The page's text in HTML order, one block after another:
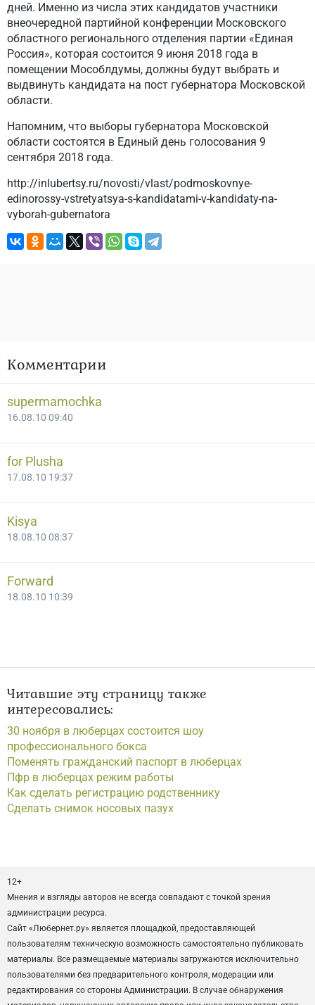
дней. Именно из числа этих кандидатов участники
внеочередной партийной конференции Московского
областного регионального отделения партии «Единая
Россия», которая состоится 9 июня 2018 года в
помещении Мособлдумы, должны будут выбрать и
выдвинуть кандидата на пост губернатора Московской
области.
Напомним, что выборы губернатора Московской
области состоятся в Единый день голосования 9
сентября 2018 года.
http://inlubertsy.ru/novosti/vlast/podmoskovnye-
edinorossy-vstretyatsya-s-kandidatami-v-kandidaty-na-
vyborah-gubernatora
Комментарии
supermamochka
16.08.10 09:40
for Plusha
17.08.10 19:37
Kisya
18.08.10 08:37
Forward
18.08.10 10:39
Читавшие эту страницу также
интересовались:
30 ноября в люберцах состоится шоу
профессионального бокса
Поменять гражданский паспорт в люберцах
Пфр в люберцах режим работы
Как сделать регистрацию родственнику
Сделать снимок носовых пазух
12+
Мнения и взгляды авторов не всегда совпадают с точкой зрения
администрации ресурса.
Сайт «Любернет.ру» является площадкой, предоставляющей
пользователям техническую возможность самостоятельно публиковать
материалы. Все размещаемые материалы загружаются исключительно
пользователями без предварительного контроля, модерации или
редактирования со стороны Администрации. В случае обнаружения